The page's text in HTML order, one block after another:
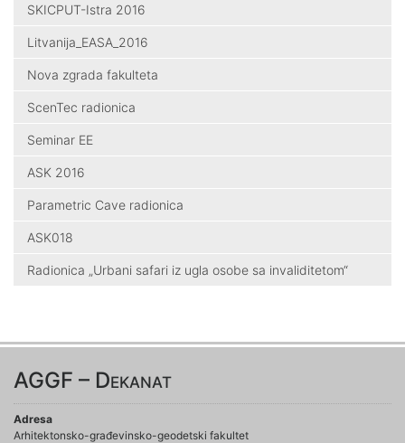
SKICPUT-Istra 2016
Litvanija_EASA_2016
Nova zgrada fakulteta
ScenTec radionica
Seminar EE
ASK 2016
Parametric Cave radionica
ASK018
Radionica „Urbani safari iz ugla osobe sa invaliditetom“
AGGF – Dekanat
Adresa
Arhitektonsko-građevinsko-geodetski fakultet